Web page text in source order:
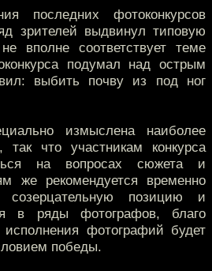
последних фотоконкурсов
зрителей выдвинул типовую
вполне соответствует теме
подумал над острым
выбить почву из под ног
измыслена наиболее
так что участникам конкурса
на вопросах сюжета и
же рекомендуется временно
созерцательную позицию и
в ряды фотографов, благо
исполнения фотографий будет
победы.